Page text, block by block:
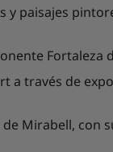
y paisajes
Fortaleza
a través de
Mirabell, con